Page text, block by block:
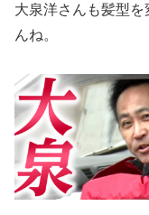
大泉洋さんも髪型
んね。